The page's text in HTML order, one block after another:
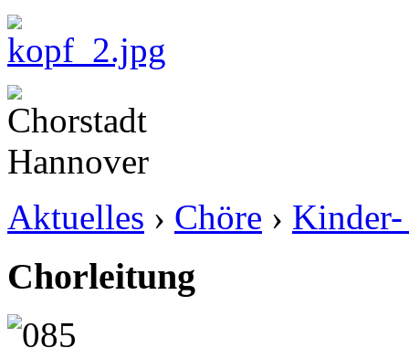
Aktuelles › Chöre › Kinder-
Chorleitung